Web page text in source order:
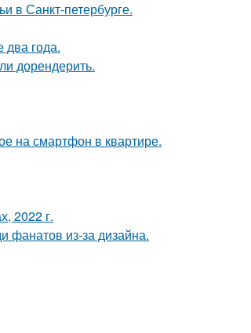
в Санкт-петербурге.
года.
дорендерить.
на смартфон в квартире.
2022 г.
фанатов из-за дизайна.